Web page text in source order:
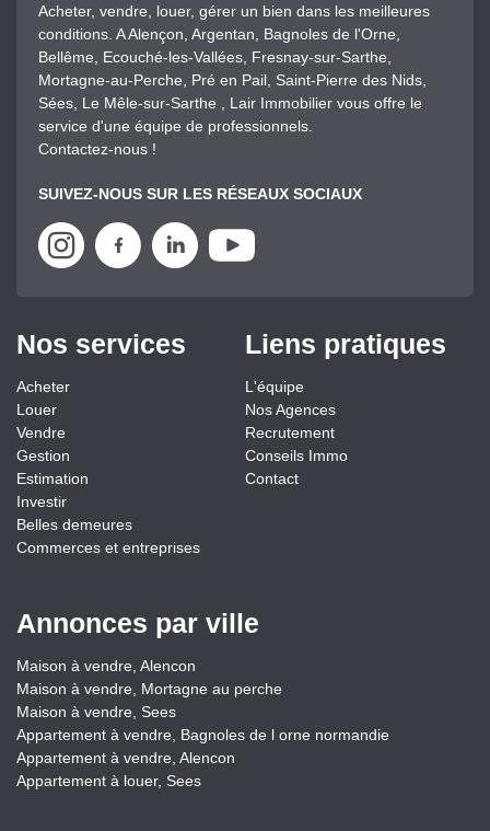
Acheter, vendre, louer, gérer un bien dans les meilleures
conditions. A Alençon, Argentan, Bagnoles de l'Orne,
Bellême, Ecouché-les-Vallées, Fresnay-sur-Sarthe,
Mortagne-au-Perche, Pré en Pail, Saint-Pierre des Nids,
Sées, Le Mêle-sur-Sarthe , Lair Immobilier vous offre le
service d'une équipe de professionnels.
Contactez-nous !
SUIVEZ-NOUS SUR LES RÉSEAUX SOCIAUX
Nos services
Acheter
Louer
Vendre
Gestion
Estimation
Investir
Belles demeures
Commerces et entreprises
Liens pratiques
L'équipe
Nos Agences
Recrutement
Conseils Immo
Contact
Annonces par ville
Maison à vendre, Alencon
Maison à vendre, Mortagne au perche
Maison à vendre, Sees
Appartement à vendre, Bagnoles de l orne normandie
Appartement à vendre, Alencon
Appartement à louer, Sees